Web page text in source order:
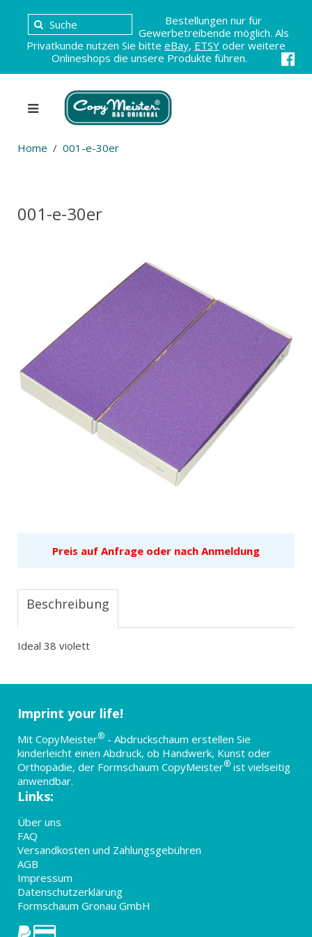
Bestellungen nur für
Gewerbetreibende möglich. Als
Privatkunde nutzen Sie bitte eBay, ETSY oder weitere
Onlineshops die unsere Produkte führen.
Home 001-e-30er
001-e-30er
Preis auf Anfrage oder nach Anmeldung
Beschreibung
Ideal 38 violett
Imprint your life!
Mit CopyMeister® - Abdruckschaum erstellen Sie
kinderleicht einen Abdruck, ob Handwerk, Kunst oder
Orthopädie, der Formschaum CopyMeister® ist vielseitig
anwendbar.
Links:
Über uns
FAQ
Versandkosten und Zahlungsgebühren
AGB
Impressum
Datenschutzerklärung
Formschaum Gronau GmbH